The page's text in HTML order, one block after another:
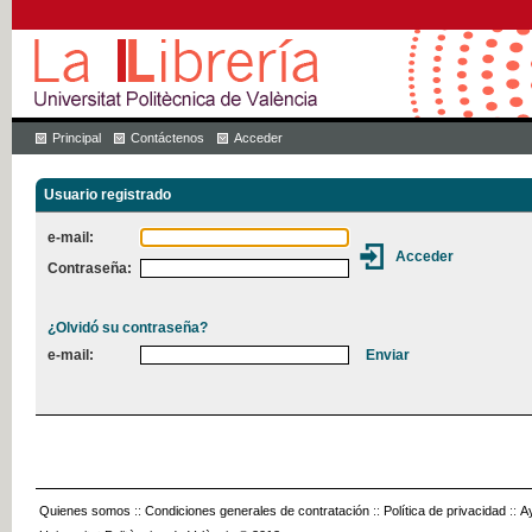
Principal Contáctenos Acceder
Usuario registrado
e-mail:
Contraseña:
¿Olvidó su contraseña?
e-mail:
Quienes somos :: Condiciones generales de contratación :: Política de privacidad ::